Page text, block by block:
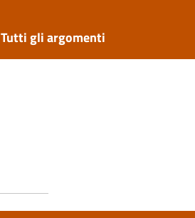
Tutti gli argomenti